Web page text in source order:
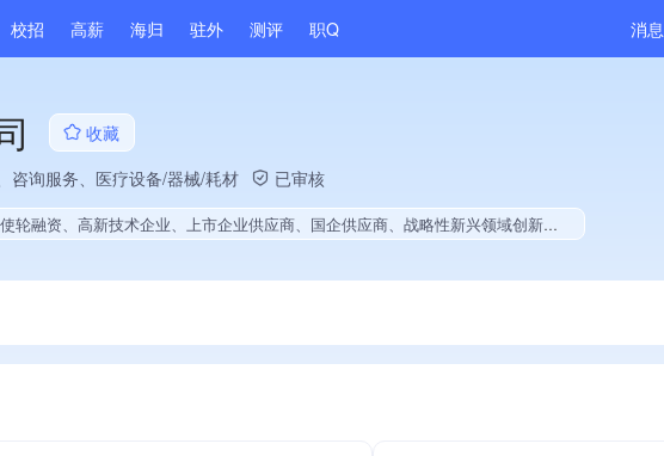
校招 高薪 海归 驻外 测评 职Q 消息
收藏
咨询服务、医疗设备/器械/耗材 已审核
高新技术企业、上市企业供应商、国企供应商、战略性新兴领域创新能力、绝对控股4家公司、薪资水平全省同行前40%、A级纳税人、知名品牌供应商、多产业布局、拥有自主品牌、拥有发明专利、专利授权量同领域前50%、经营年限全国同行前5%、权威管理体系认证、大学生就业贡献、拥有工艺创新能力、拥有多项著作权、软件研发量位于同行前5%